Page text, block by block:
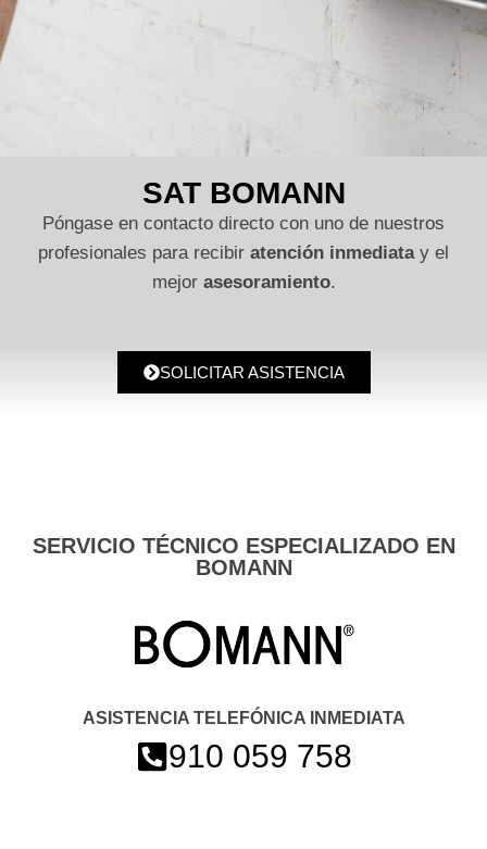
SAT BOMANN
Póngase en contacto directo con uno de nuestros
profesionales para recibir atención inmediatay el
mejor asesoramiento.
SOLICITAR ASISTENCIA
SERVICIO TÉCNICO ESPECIALIZADO EN
BOMANN
ASISTENCIA TELEFÓNICA INMEDIATA
910 059 758